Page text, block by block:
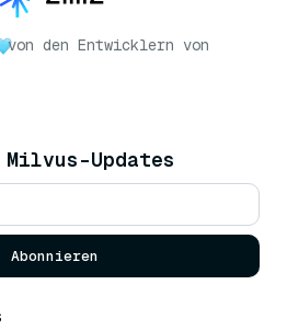
von den Entwicklern von
Updates
Abonnieren